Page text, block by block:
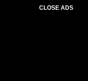
CLOSE ADS